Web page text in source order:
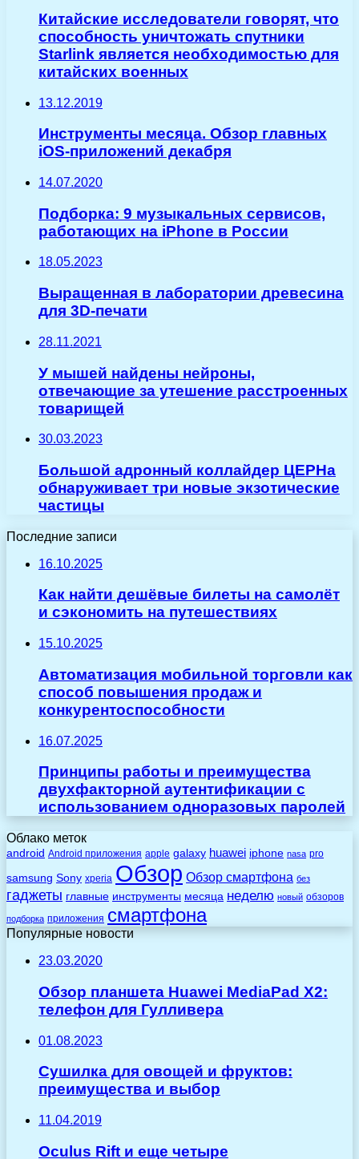
Китайские исследователи говорят, что
способность уничтожать спутники
Starlink является необходимостью для
китайских военных
13.12.2019
Инструменты месяца. Обзор главных
iOS-приложений декабря
14.07.2020
Подборка: 9 музыкальных сервисов,
работающих на iPhone в России
18.05.2023
Выращенная в лаборатории древесина
для 3D-печати
28.11.2021
У мышей найдены нейроны,
отвечающие за утешение расстроенных
товарищей
30.03.2023
Большой адронный коллайдер ЦЕРНа
обнаруживает три новые экзотические
частицы
Последние записи
16.10.2025
Как найти дешёвые билеты на самолёт
и сэкономить на путешествиях
15.10.2025
Автоматизация мобильной торговли как
способ повышения продаж и
конкурентоспособности
16.07.2025
Принципы работы и преимущества
двухфакторной аутентификации с
использованием одноразовых паролей
Облако меток
android Android приложения apple galaxy huawei iphone nasa pro
samsung Sony xperia Обзор Обзор смартфона без
гаджеты главные инструменты месяца неделю новый обзоров
подборка приложения смартфона
Популярные новости
23.03.2020
Обзор планшета Huawei MediaPad X2:
телефон для Гулливера
01.08.2023
Сушилка для овощей и фруктов:
преимущества и выбор
11.04.2019
Oculus Rift и еще четыре